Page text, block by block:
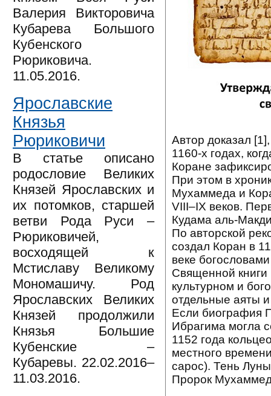
Валерия Викторовича
Кубарева Большого
Кубенского
Рюриковича.
11.05.2016.
Ярославские
Князья
Рюриковичи
В статье описано
родословие Великих
Князей Ярославских и
их потомков, старшей
ветви Рода Руси –
Рюриковичей,
восходящей к
Мстиславу Великому
Мономашичу. Род
Ярославских Великих
Князей продолжили
Князья Большие
Кубенские –
Кубаревы. 22.02.2016–
11.03.2016.
Автор доказал
1160-х годах,
Коране
При этом в
Мухаммеда и
VIII–IX веков.
Кудама аль-
По авторской
создал Коран в
веке
Священной
культурном и
отдельные аяты
Если биография
Ибрагима могла
1152 года
местного
сарос). Тень
Пророк Мухаммед